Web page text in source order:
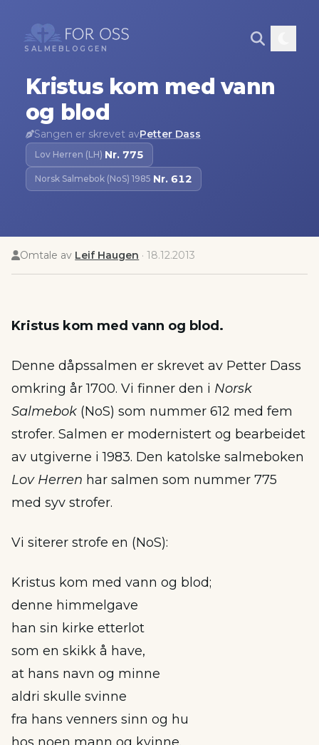
SALMEBLOGGEN
Kristus kom med vann
og blod
Sangen er skrevet avPetter Dass
Lov Herren (LH)·Nr. 775
Norsk Salmebok (NoS) 1985·Nr. 612
Omtale av Leif Haugen ·18.12.2013
Kristus kom med vann og blod.
Denne dåpssalmen er skrevet av Petter Dass
omkring år 1700. Vi finner den i Norsk
Salmebok (NoS) som nummer 612 med fem
strofer. Salmen er modernistert og bearbeidet
av utgiverne i 1983. Den katolske salmeboken
Lov Herren har salmen som nummer 775
med syv strofer.
Vi siterer strofe en (NoS):
Kristus kom med vann og blod;
denne himmelgave
han sin kirke etterlot
som en skikk å have,
at hans navn og minne
aldri skulle svinne
fra hans venners sinn og hu